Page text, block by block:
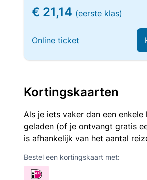
€ 21,14 (eerste klas)
Online ticket
Kortingskaarten
Als je iets vaker dan een
geladen (of je ontvangt gratis
is afhankelijk van het aantal
Bestel een kortingskaart met: